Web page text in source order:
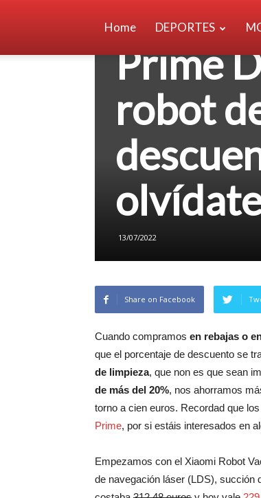
Home DEPORTES
BELLEZA
Prime
robot
13/07/2022
Share on Facebook
Cuando compramos en rebajas o
que el porcentaje de descuento se
de limpieza, que non es que sean
de más del 20%, nos ahorramos
torno a cien euros. Recordad que los
Prime, por si estáis interesados en
Empezamos con el Xiaomi Robot
de navegación láser (LDS), succión